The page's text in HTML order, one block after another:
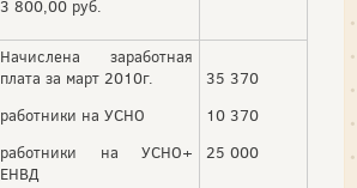
3 800,00 руб.
Начислена заработная
плата за март 2010г.
работники на УСНО
работники на УСНО+
ЕНВД
35 370
10 370
25 000